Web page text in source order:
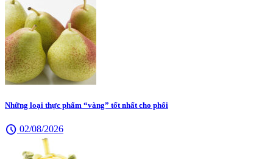
Những loại thực phẩm “vàng” tốt nhất cho phổi
schedule 02/08/2026